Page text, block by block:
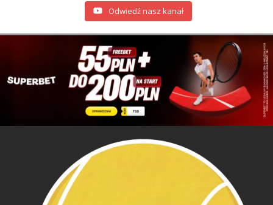
Odwiedź nasz kanał